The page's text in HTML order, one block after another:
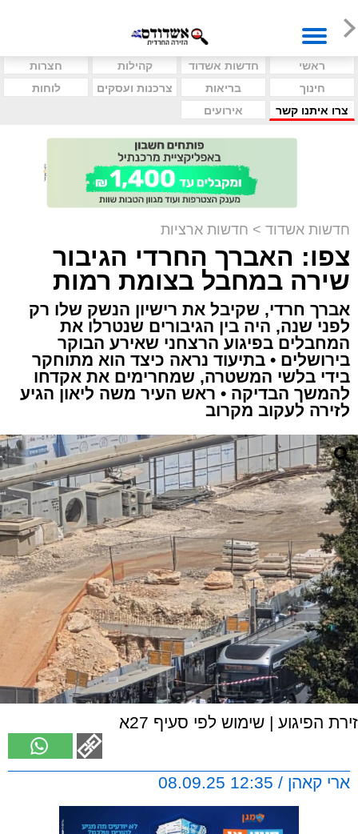
ראשי חדשות אשדוד קהילות
חצרות
חינוך
בריאות צרכנות ועסקים
לוחות
צרו איתנו קשר
אירועים
חדשות אשדוד > חדשות ארציות
צפו: האברך החרדי הגיבור
שירה במחבל בצומת רמות
אברך חרדי, שקיבל את רישיון הנשק שלו רק
לפני שנה, היה בין הגיבורים שנטרלו את
המחבלים בפיגוע הרצחני שאירע הבוקר
בירושלים • בתיעוד נראה כיצד הוא מתוחקר
בידי בלשי המשטרה, שמחרימים את אקדחו
להמשך הבדיקה • ראש העיר משה ליאון הגיע
לזירה לעקוב מקרוב
זירת הפיגוע | שימוש לפי סעיף 27א
ארי קאהן / 12:35 08.09.25